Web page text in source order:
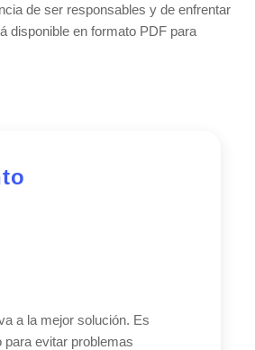
de ser responsables y de enfrentar
disponible en formato PDF para
a la mejor solución. Es
evitar problemas